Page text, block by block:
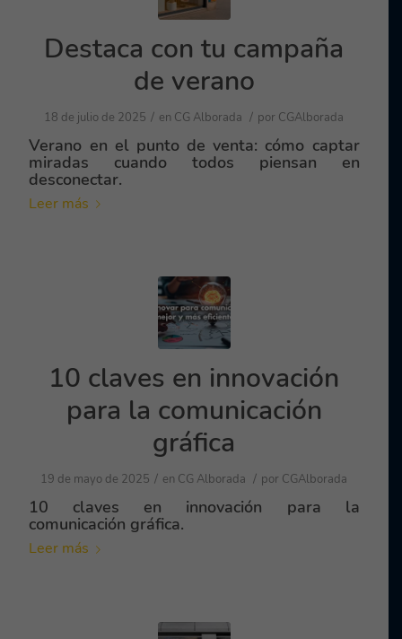
Destaca con tu campaña
de verano
18 de julio de 2025 / en CG Alborada / por CGAlborada
Verano en el punto de venta: cómo captar
miradas cuando todos piensan en
desconectar.
Leer más
10 claves en innovación
para la comunicación
gráfica
19 de mayo de 2025 / en CG Alborada / por CGAlborada
10 claves en innovación para la
comunicación gráfica.
Leer más